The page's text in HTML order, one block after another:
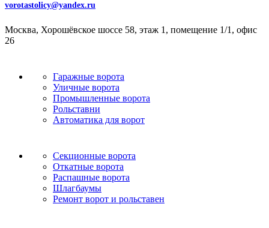
vorotastolicy@yandex.ru
Москва, Хорошёвское шоссе 58, этаж 1, помещение 1/1, офис
26
Гаражные ворота
Уличные ворота
Промышленные ворота
Рольставни
Автоматика для ворот
Секционные ворота
Откатные ворота
Распашные ворота
Шлагбаумы
Ремонт ворот и рольставен